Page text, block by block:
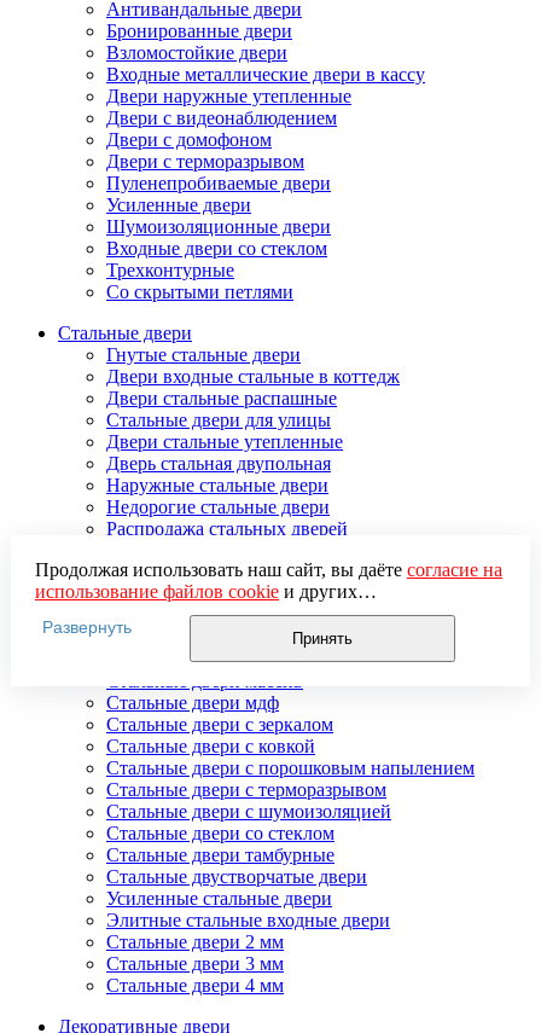
Антивандальные двери
Бронированные двери
Взломостойкие двери
Входные металлические двери в кассу
Двери наружные утепленные
Двери с видеонаблюдением
Двери с домофоном
Двери с терморазрывом
Пуленепробиваемые двери
Усиленные двери
Шумоизоляционные двери
Входные двери со стеклом
Трехконтурные
Со скрытыми петлями
Стальные двери
Гнутые стальные двери
Двери входные стальные в коттедж
Двери стальные распашные
Стальные двери для улицы
Двери стальные утепленные
Дверь стальная двупольная
Наружные стальные двери
Недорогие стальные двери
Распродажа стальных дверей
Стальная дверь на дачу
Стальные взломостойкие двери
Стальные входные двери в квартиру
Стальные двери в подъезд
Стальные двери внутреннего открывания
Стальные двери мдф
Стальные двери с зеркалом
Стальные двери с ковкой
Стальные двери с порошковым напылением
Стальные двери с терморазрывом
Стальные двери с шумоизоляцией
Стальные двери со стеклом
Стальные двери тамбурные
Стальные двустворчатые двери
Усиленные стальные двери
Элитные стальные входные двери
Стальные двери 2 мм
Стальные двери 3 мм
Стальные двери 4 мм
Декоративные двери
Продолжая использовать наш сайт, вы даёте согласие на
использование файлов cookieи других
пользовательских данных (включая IP-адрес, сведения о
местоположении, устройстве, действиях на сайте и т. п.)
для функционирования сайта, проведения
использования систем аналитики (например,
Яндекс.Метрика), в соответствии с нашей
обработки персональных данных.
Если вы не хотите, чтобы ваши данные обрабатывались,
настройте ограничения в браузере или покиньте сайт.
Развернуть
Принять